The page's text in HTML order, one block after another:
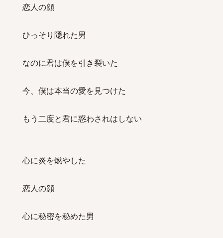
恋人の顔
ひっそり隠れた男
なのに君は僕を引き裂いた
今、僕は本当の愛を見つけた
もう二度と君に惑わされはしない
心に炎を燃やした
恋人の顔
心に秘密を秘めた男